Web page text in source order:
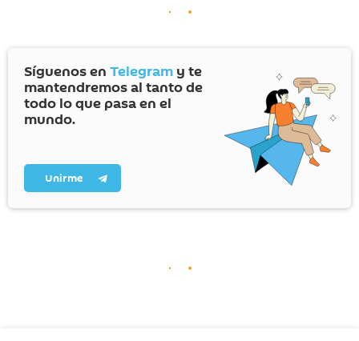
Síguenos en Telegram y te
mantendremos al tanto de
todo lo que pasa en el
mundo.
Unirme